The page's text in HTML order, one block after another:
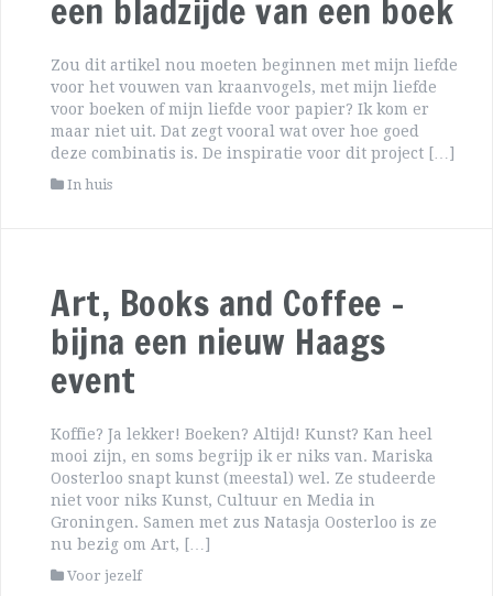
een bladzijde van een boek
Zou dit artikel nou moeten beginnen met mijn liefde
voor het vouwen van kraanvogels, met mijn liefde
voor boeken of mijn liefde voor papier? Ik kom er
maar niet uit. Dat zegt vooral wat over hoe goed
deze combinatis is. De inspiratie voor dit project […]
In huis
Art, Books and Coffee –
bijna een nieuw Haags
event
Koffie? Ja lekker! Boeken? Altijd! Kunst? Kan heel
mooi zijn, en soms begrijp ik er niks van. Mariska
Oosterloo snapt kunst (meestal) wel. Ze studeerde
niet voor niks Kunst, Cultuur en Media in
Groningen. Samen met zus Natasja Oosterloo is ze
nu bezig om Art, […]
Voor jezelf